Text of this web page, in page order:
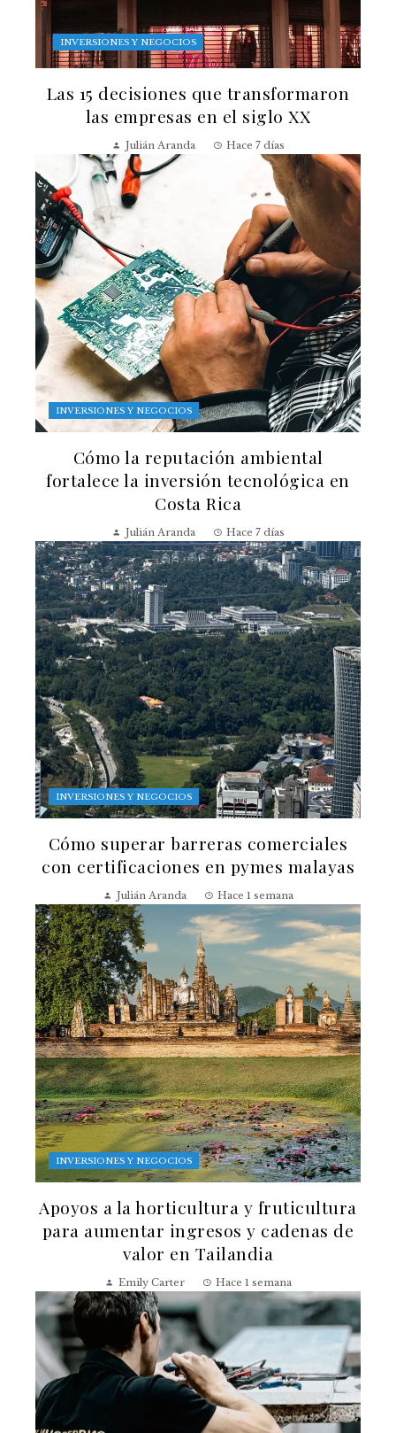
INVERSIONES Y NEGOCIOS
Las 15 decisiones que transformaron
las empresas en el siglo XX
Julián Aranda Hace 7 días
INVERSIONES Y NEGOCIOS
Cómo la reputación ambiental
fortalece la inversión tecnológica en
Costa Rica
Julián Aranda Hace 7 días
INVERSIONES Y NEGOCIOS
Cómo superar barreras comerciales
con certificaciones en pymes malayas
Julián Aranda Hace 1 semana
INVERSIONES Y NEGOCIOS
Apoyos a la horticultura y fruticultura
para aumentar ingresos y cadenas de
valor en Tailandia
Emily Carter Hace 1 semana